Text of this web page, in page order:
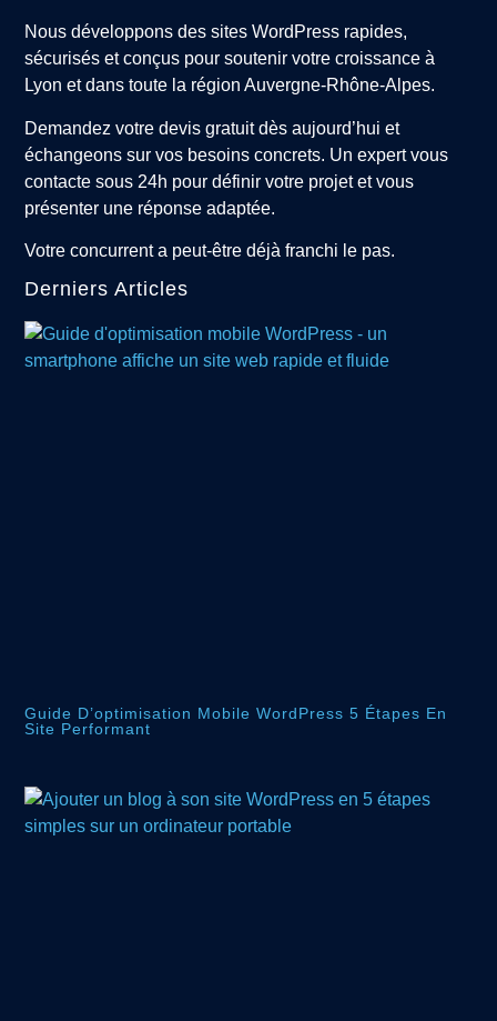
Nous développons des sites WordPress rapides,
sécurisés et conçus pour soutenir votre croissance à
Lyon et dans toute la région Auvergne-Rhône-Alpes.
Demandez votre devis gratuit dès aujourd’hui et
échangeons sur vos besoins concrets. Un expert vous
contacte sous 24h pour définir votre projet et vous
présenter une réponse adaptée.
Votre concurrent a peut-être déjà franchi le pas.
Derniers Articles
Guide D’optimisation Mobile WordPress 5 Étapes En
Site Performant